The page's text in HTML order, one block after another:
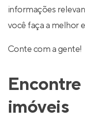
informações
você faça a melhor
Conte com a gente!
imóveis